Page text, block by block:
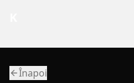
Înapoi